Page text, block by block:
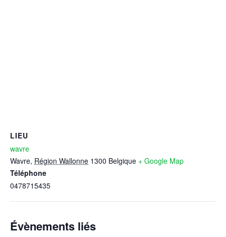
LIEU
wavre
Wavre, Région Wallonne 1300 Belgique + Google Map
Téléphone
0478715435
Évènements liés